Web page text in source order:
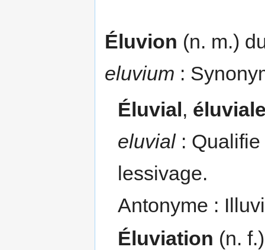
Éluvion (n. m.)
eluvium :
Éluvial,
eluvial:
lessivage.
Antonyme :
Éluviation (n.